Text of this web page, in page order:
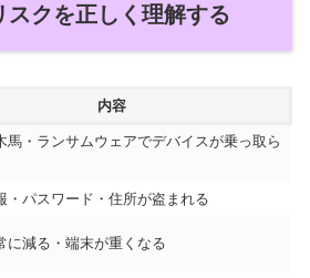
スクを正しく理解する
内容
馬・ランサムウェアでデバイスが乗っ取ら
・パスワード・住所が盗まれる
に減る・端末が重くなる